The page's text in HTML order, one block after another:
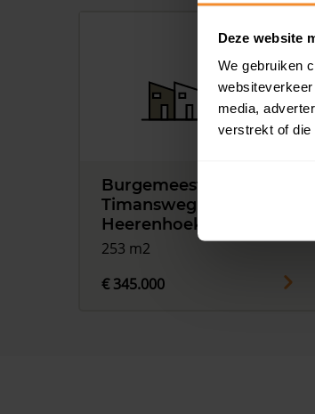
Deze website
We gebruiken
media,
verstrekt of die
Burgemeester
Timansweg 7, 's-
Heerenhoek
253 m2
€ 345.000